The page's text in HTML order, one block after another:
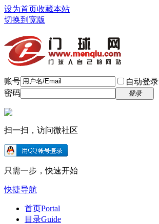
设为首页收藏本站
切换到宽版
账号 自动登录
密码
登录
扫一扫，访问微社区
只需一步，快速开始
快捷导航
首页Portal
目录Guide